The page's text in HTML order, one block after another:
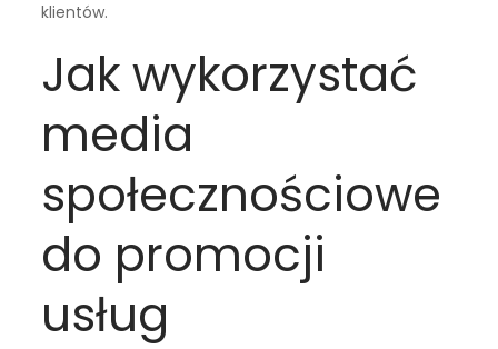
klientów.
Jak wykorzystać
media
społecznościowe
do promocji
usług